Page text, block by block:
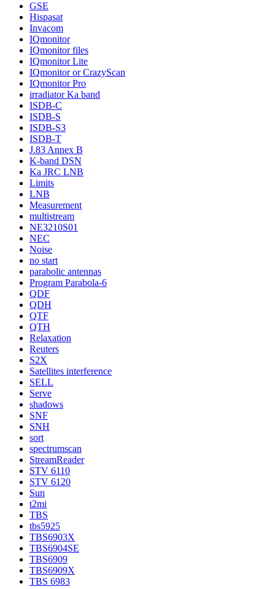
GSE
Hispasat
Invacom
IQmonitor
IQmonitor files
IQmonitor Lite
IQmonitor or CrazyScan
IQmonitor Pro
irradiator Ka band
ISDB-C
ISDB-S
ISDB-S3
ISDB-T
J.83 Annex B
K-band DSN
Ka JRC LNB
Limits
LNB
Measurement
multistream
NE3210S01
NEC
Noise
no start
parabolic antennas
Program Parabola-6
QDF
QDH
QTF
QTH
Relaxation
Reuters
S2X
Satellites interference
SELL
Serve
shadows
SNF
SNH
sort
spectrumscan
StreamReader
STV 6110
STV 6120
Sun
t2mi
TBS
tbs5925
TBS6903X
TBS6904SE
TBS6909
TBS6909X
TBS 6983